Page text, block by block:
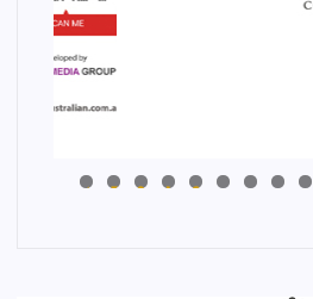
0
1
2
3
4